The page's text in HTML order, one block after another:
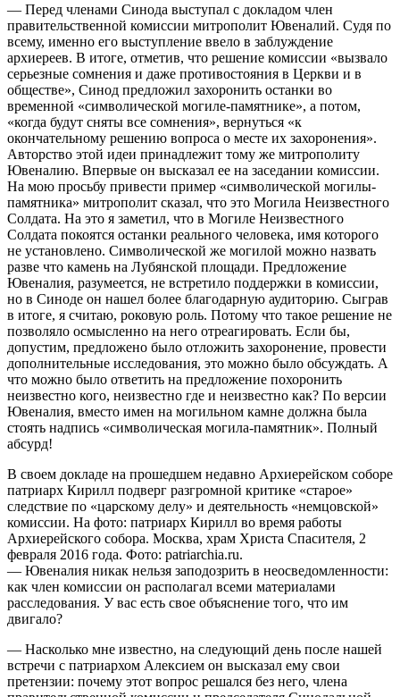
— Перед членами Синода выступал с докладом член
правительственной комиссии митрополит Ювеналий. Судя по
всему, именно его выступление ввело в заблуждение
архиереев. В итоге, отметив, что решение комиссии «вызвало
серьезные сомнения и даже противостояния в Церкви и в
обществе», Синод предложил захоронить останки во
временной «символической могиле-памятнике», а потом,
«когда будут сняты все сомнения», вернуться «к
окончательному решению вопроса о месте их захоронения».
Авторство этой идеи принадлежит тому же митрополиту
Ювеналию. Впервые он высказал ее на заседании комиссии.
На мою просьбу привести пример «символической могилы-
памятника» митрополит сказал, что это Могила Неизвестного
Солдата. На это я заметил, что в Могиле Неизвестного
Солдата покоятся останки реального человека, имя которого
не установлено. Символической же могилой можно назвать
разве что камень на Лубянской площади. Предложение
Ювеналия, разумеется, не встретило поддержки в комиссии,
но в Синоде он нашел более благодарную аудиторию. Сыграв
в итоге, я считаю, роковую роль. Потому что такое решение не
позволяло осмысленно на него отреагировать. Если бы,
допустим, предложено было отложить захоронение, провести
дополнительные исследования, это можно было обсуждать. А
что можно было ответить на предложение похоронить
неизвестно кого, неизвестно где и неизвестно как? По версии
Ювеналия, вместо имен на могильном камне должна была
стоять надпись «символическая могила-памятник». Полный
абсурд!
В своем докладе на прошедшем недавно Архиерейском соборе
патриарх Кирилл подверг разгромной критике «старое»
следствие по «царскому делу» и деятельность «немцовской»
комиссии. На фото: патриарх Кирилл во время работы
Архиерейского собора. Москва, храм Христа Спасителя, 2
февраля 2016 года. Фото: patriarchia.ru.
— Ювеналия никак нельзя заподозрить в неосведомленности:
как член комиссии он располагал всеми материалами
расследования. У вас есть свое объяснение того, что им
двигало?
— Насколько мне известно, на следующий день после нашей
встречи с патриархом Алексием он высказал ему свои
претензии: почему этот вопрос решался без него, члена